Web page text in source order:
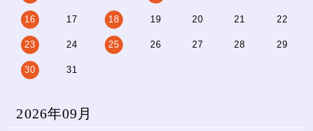
16 17 18 19 20 21 22
23 24 25 26 27 28 29
30 31
2026年09月